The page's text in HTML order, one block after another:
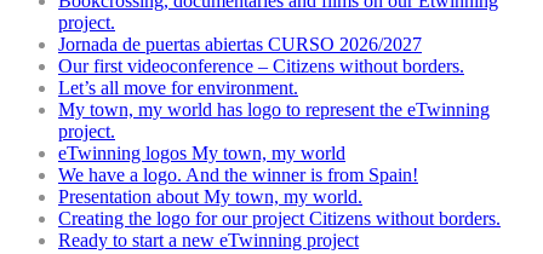
project.
Jornada de puertas abiertas CURSO 2026/2027
Our first videoconference – Citizens without borders.
Let’s all move for environment.
My town, my world has logo to represent the eTwinning
project.
eTwinning logos My town, my world
We have a logo. And the winner is from Spain!
Presentation about My town, my world.
Creating the logo for our project Citizens without borders.
Ready to start a new eTwinning project